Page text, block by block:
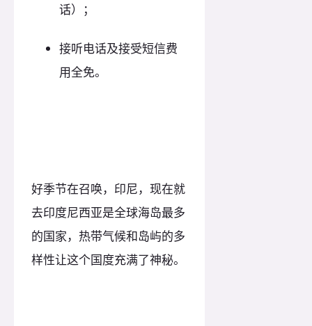
话）；
接听电话及接受短信费
用全免。
好季节在召唤，印尼，现在就
去印度尼西亚是全球海岛最多
的国家，热带气候和岛屿的多
样性让这个国度充满了神秘。